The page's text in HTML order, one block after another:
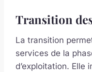
Transition
La transition
services de la
d’exploitation. Elle